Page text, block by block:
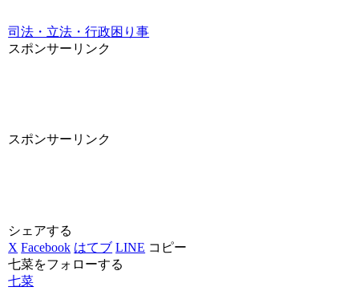
司法・立法・行政困り事
スポンサーリンク
スポンサーリンク
シェアする
X Facebook はてブ LINE コピー
七菜をフォローする
七菜